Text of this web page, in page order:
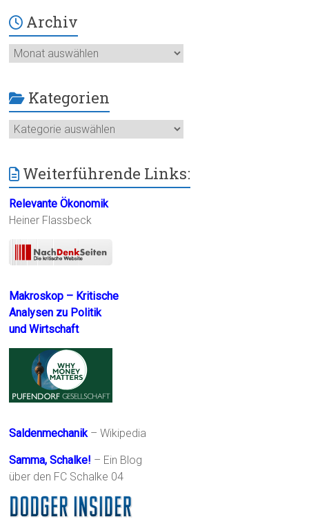
Archiv
Archiv
Kategorien
Kategorien
Weiterführende Links:
Relevante Ökonomik
Heiner Flassbeck
Makroskop – Kritische
Analysen zu Politik
und Wirtschaft
Saldenmechanik– Wikipedia
Samma, Schalke! – Ein Blog
über den FC Schalke 04